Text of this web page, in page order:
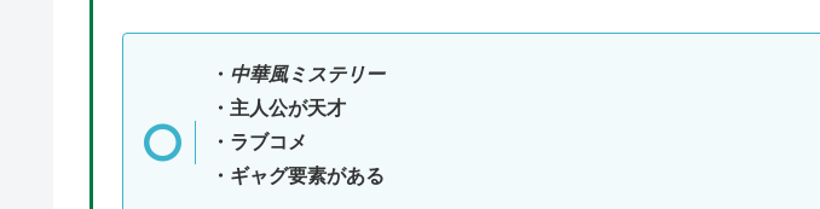
・ 中華風ミステリー
・主人公が天才
・ラブコメ
・ギャグ要素がある